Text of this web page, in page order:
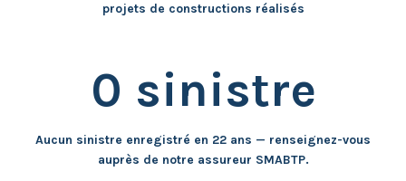
projets de constructions réalisés
0 sinistre
Aucun sinistre enregistré en 22 ans — renseignez-vous
auprès de notre assureur SMABTP.